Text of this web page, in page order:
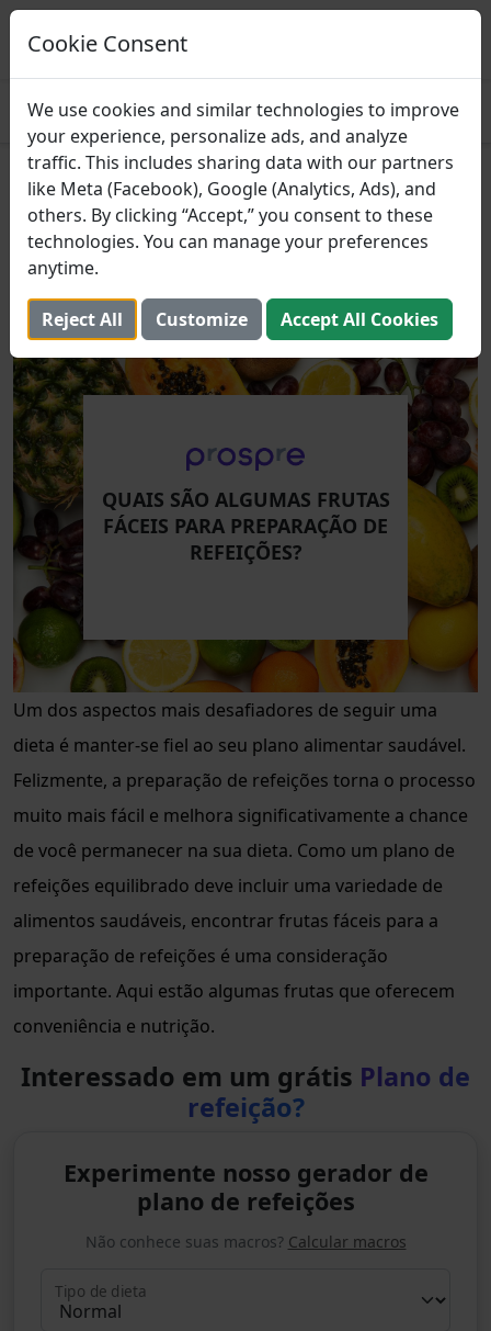
Prospre: planejador de refeições
Planos de refeições baseados em macros
Quais São Algumas Frutas
Fáceis para Preparação de
Refeições?
23 de outubro de 2023 (Atualizada: 2 de agosto de 2025)
QUAIS SÃO ALGUMAS FRUTAS
FÁCEIS PARA PREPARAÇÃO DE
REFEIÇÕES?
Um dos aspectos mais desafiadores de seguir uma
dieta é manter-se fiel ao seu plano alimentar saudável.
Felizmente, a preparação de refeições torna o processo
muito mais fácil e melhora significativamente a chance
de você permanecer na sua dieta. Como um plano de
refeições equilibrado deve incluir uma variedade de
alimentos saudáveis, encontrar frutas fáceis para a
preparação de refeições é uma consideração
importante. Aqui estão algumas frutas que oferecem
conveniência e nutrição.
Interessado em um grátis Plano de
refeição?
Experimente nosso gerador de
plano de refeições
Não conhece suas macros? Calcular macros
Tipo de dieta
Cookie Consent
We use cookies and similar technologies to improve
your experience, personalize ads, and analyze
traffic. This includes sharing data with our partners
like Meta (Facebook), Google (Analytics, Ads), and
others. By clicking “Accept,” you consent to these
technologies. You can manage your preferences
anytime.
Reject All Customize Accept All Cookies